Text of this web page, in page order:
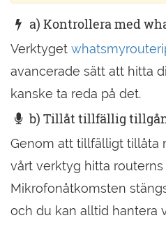
a) Kontrollera med
Verktyget
avancerade sätt att hitta
kanske ta reda på det.
b) Tillåt tillfällig
Genom att tillfälligt tillåta
vårt verktyg hitta routerns
Mikrofonåtkomsten
och du kan alltid hantera